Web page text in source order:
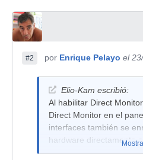
#2 por Enrique Pelayo el
Elio-Kam escribió:
Al habilitar Direct
Direct Monitor en el
interfaces también se
hardware directamente a